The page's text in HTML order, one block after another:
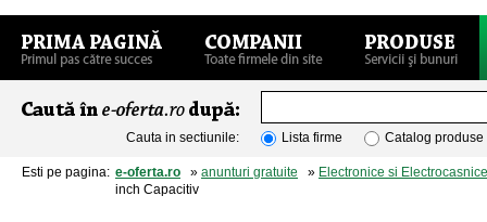
Cauta in sectiunile: Lista firme Catalog produse
Esti pe pagina: e-oferta.ro » anunturi gratuite » Electronice si Electrocasnice
inch Capacitiv